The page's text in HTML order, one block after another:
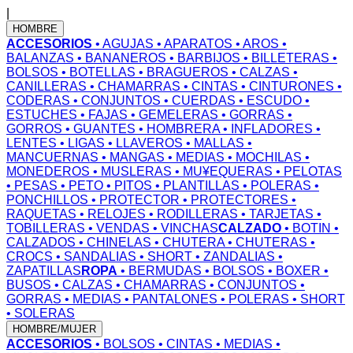
HOMBRE
ACCESORIOS • AGUJAS • APARATOS • AROS •
BALANZAS • BANANEROS • BARBIJOS • BILLETERAS •
BOLSOS • BOTELLAS • BRAGUEROS • CALZAS •
CANILLERAS • CHAMARRAS • CINTAS • CINTURONES •
CODERAS • CONJUNTOS • CUERDAS • ESCUDO •
ESTUCHES • FAJAS • GEMELERAS • GORRAS •
GORROS • GUANTES • HOMBRERA• INFLADORES •
LENTES • LIGAS • LLAVEROS • MALLAS •
MANCUERNAS • MANGAS • MEDIAS • MOCHILAS •
MONEDEROS • MUSLERAS • MU¥EQUERAS • PELOTAS
• PESAS • PETO • PITOS • PLANTILLAS • POLERAS •
PONCHILLOS • PROTECTOR • PROTECTORES •
RAQUETAS • RELOJES • RODILLERAS • TARJETAS •
TOBILLERAS • VENDAS • VINCHASCALZADO • BOTIN •
CALZADOS • CHINELAS • CHUTERA• CHUTERAS •
CROCS • SANDALIAS • SHORT • ZANDALIAS •
ZAPATILLAS ROPA • BERMUDAS • BOLSOS • BOXER •
BUSOS • CALZAS • CHAMARRAS • CONJUNTOS •
GORRAS • MEDIAS • PANTALONES • POLERAS • SHORT
• SOLERAS
HOMBRE/MUJER
ACCESORIOS • BOLSOS • CINTAS • MEDIAS •